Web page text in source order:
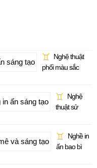
Nghệ thuật
phối màu sắc
Nghệ
thuật sử
Nghề in
ấn bao bì